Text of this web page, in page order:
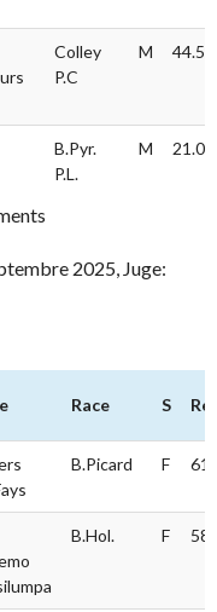
Colley
P.C
M 44.5
B.Pyr.
P.L.
M 21.0
2025, Juge:
Race S
B.Picard F
B.Hol. F